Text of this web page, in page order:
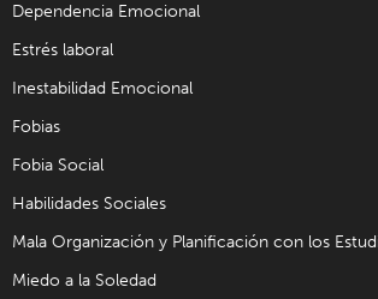
Dependencia Emocional
Estrés laboral
Inestabilidad Emocional
Fobias
Fobia Social
Habilidades Sociales
Mala Organización y Planificación con los
Miedo a la Soledad